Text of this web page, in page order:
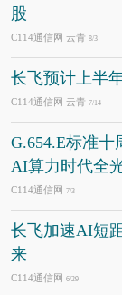
股
C114通信网 云青 8/3
长飞预计上半
C114通信网 云青 7/14
G.654.E标准
AI算力时代全
C114通信网 7/3
长飞加速AI短
来
C114通信网 6/29